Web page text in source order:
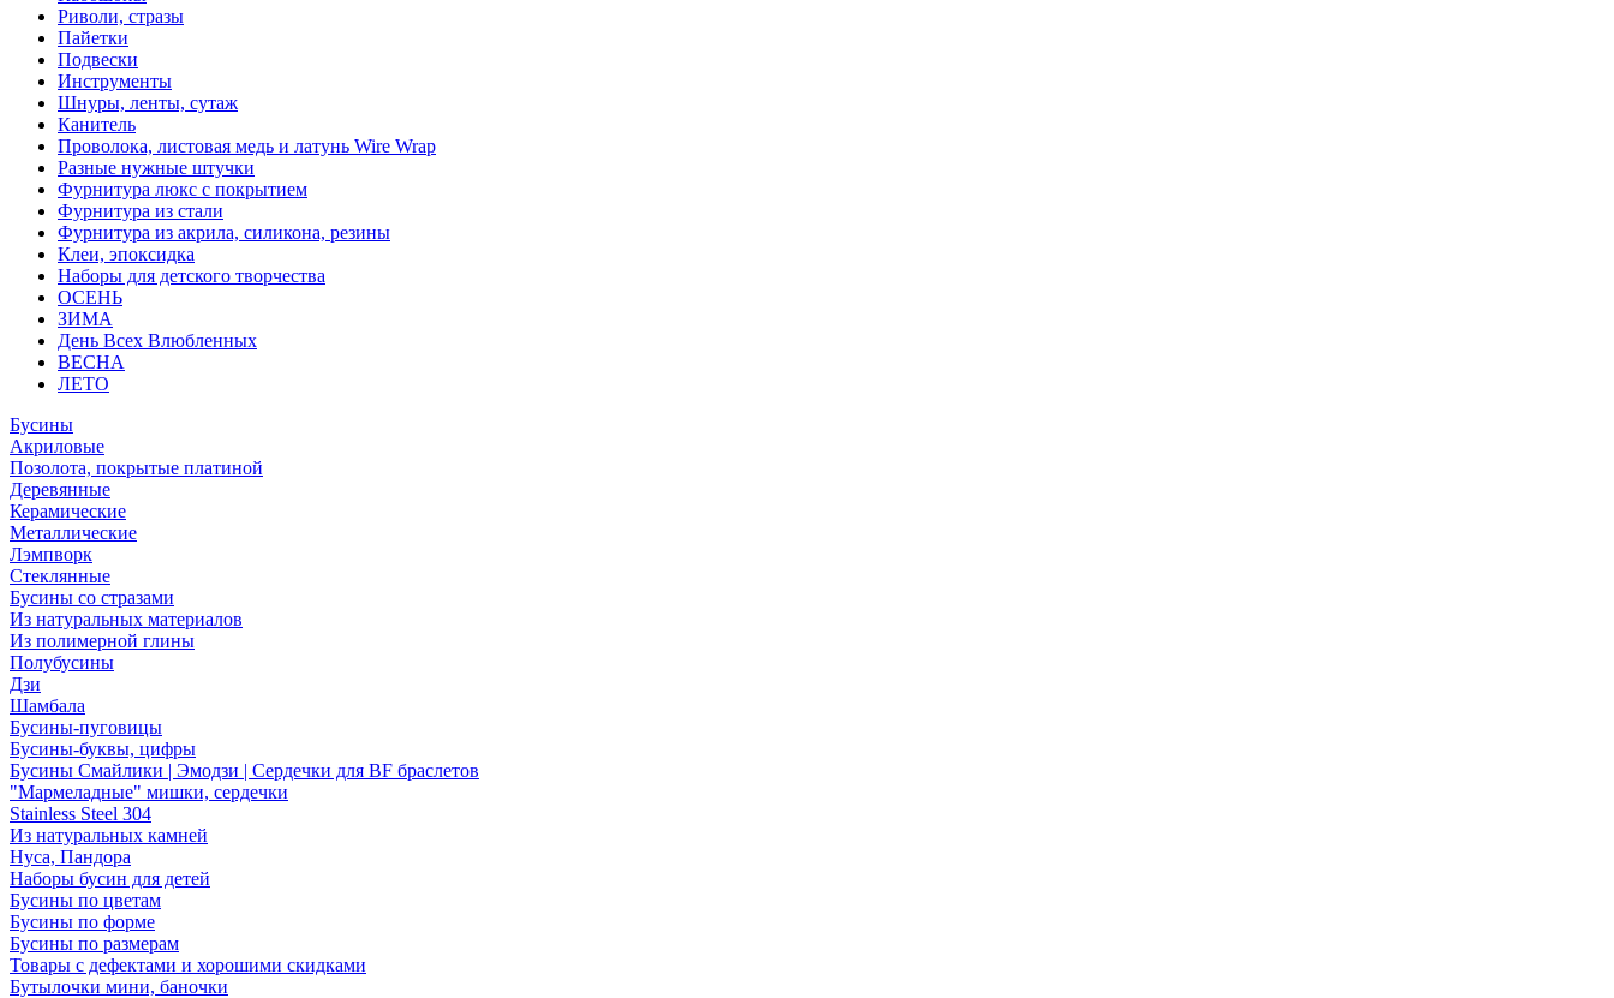
Риволи, стразы
Пайетки
Подвески
Инструменты
Шнуры, ленты, сутаж
Канитель
Проволока, листовая медь и латунь Wire Wrap
Разные нужные штучки
Фурнитура люкс с покрытием
Фурнитура из стали
Фурнитура из акрила, силикона, резины
Клеи, эпоксидка
Наборы для детского творчества
ОСЕНЬ
ЗИМА
День Всех Влюбленных
ВЕСНА
ЛЕТО
Бусины
Акриловые
Позолота, покрытые платиной
Деревянные
Керамические
Металлические
Лэмпворк
Стеклянные
Бусины со стразами
Из натуральных материалов
Из полимерной глины
Полубусины
Дзи
Шамбала
Бусины-пуговицы
Бусины-буквы, цифры
Бусины Смайлики | Эмодзи | Сердечки для BF браслетов
"Мармеладные" мишки, сердечки
Stainless Steel 304
Из натуральных камней
Нуса, Пандора
Наборы бусин для детей
Бусины по цветам
Бусины по форме
Бусины по размерам
Товары с дефектами и хорошими скидками
Бутылочки мини, баночки